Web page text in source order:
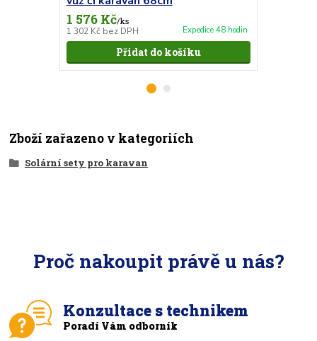
1 576 Kč/ks
1 302 Kč bez DPH Expedice 48 hodin
Přidat do košíku
Zboží zařazeno v kategoriích
Solární sety pro karavan
Proč nakoupit právě u nás?
Konzultace s technikem
Poradí Vám odborník